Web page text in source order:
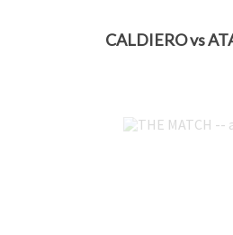
CALDIERO vs